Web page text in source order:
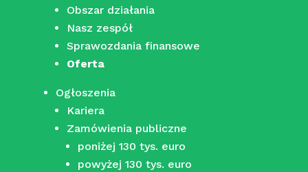
Obszar działania
Nasz zespół
Sprawozdania finansowe
Oferta
Ogłoszenia
Kariera
Zamówienia publiczne
poniżej 130 tys. euro
powyżej 130 tys. euro